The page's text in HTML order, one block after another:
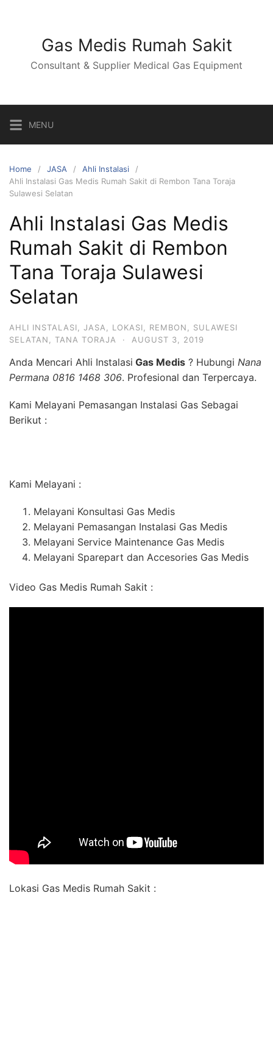
Gas Medis Rumah Sakit
Consultant & Supplier Medical Gas Equipment
MENU
Home JASA
Ahli Instalasi
Ahli Instalasi Gas Medis Rumah Sakit di Rembon Tana Toraja
Sulawesi Selatan
Ahli Instalasi Gas Medis
Rumah Sakit di Rembon
Tana Toraja Sulawesi
Selatan
AHLI INSTALASI JASA LOKASI REMBON
SULAWESI
SELATAN
TANA TORAJA · AUGUST 3, 2019
Anda Mencari Ahli Instalasi Gas Medis ? Hubungi Nana
Permana 0816 1468 306. Profesional dan Terpercaya.
Kami Melayani Pemasangan Instalasi Gas Sebagai
Berikut :
Kami Melayani :
Melayani Konsultasi Gas Medis
Melayani Pemasangan Instalasi Gas Medis
Melayani Service Maintenance Gas Medis
Melayani Sparepart dan Accesories Gas Medis
Video Gas Medis Rumah Sakit :
Lokasi Gas Medis Rumah Sakit :